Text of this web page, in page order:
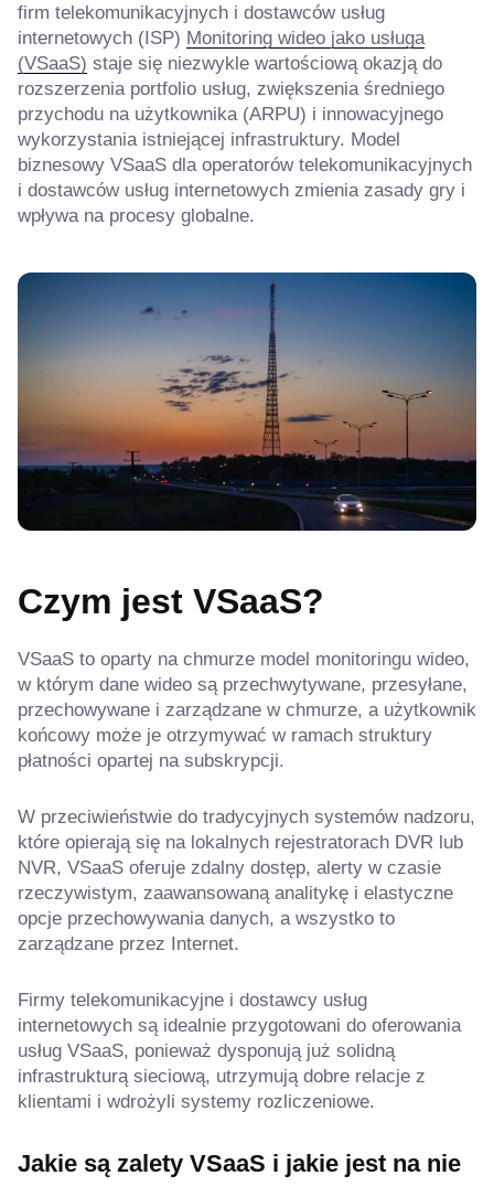
firm telekomunikacyjnych i dostawców usług
internetowych (ISP) Monitoring wideo jako usługa
(VSaaS) staje się niezwykle wartościową okazją do
rozszerzenia portfolio usług, zwiększenia średniego
przychodu na użytkownika (ARPU) i innowacyjnego
wykorzystania istniejącej infrastruktury. Model
biznesowy VSaaS dla operatorów telekomunikacyjnych
i dostawców usług internetowych zmienia zasady gry i
wpływa na procesy globalne.
Czym jest VSaaS?
VSaaS to oparty na chmurze model monitoringu wideo,
w którym dane wideo są przechwytywane, przesyłane,
przechowywane i zarządzane w chmurze, a użytkownik
końcowy może je otrzymywać w ramach struktury
płatności opartej na subskrypcji.
W przeciwieństwie do tradycyjnych systemów nadzoru,
które opierają się na lokalnych rejestratorach DVR lub
NVR, VSaaS oferuje zdalny dostęp, alerty w czasie
rzeczywistym, zaawansowaną analitykę i elastyczne
opcje przechowywania danych, a wszystko to
zarządzane przez Internet.
Firmy telekomunikacyjne i dostawcy usług
internetowych są idealnie przygotowani do oferowania
usług VSaaS, ponieważ dysponują już solidną
infrastrukturą sieciową, utrzymują dobre relacje z
klientami i wdrożyli systemy rozliczeniowe.
Jakie są zalety VSaaS i jakie jest na nie